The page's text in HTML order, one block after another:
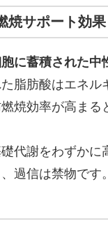
焼サポート効果
に蓄積された
脂肪酸はエネ
焼効率が高まる
代謝をわずか
過信は禁物です。